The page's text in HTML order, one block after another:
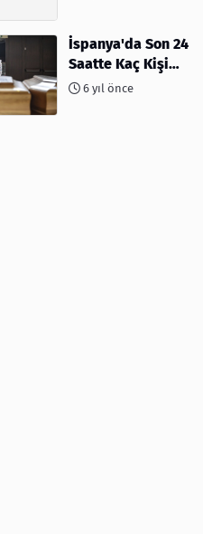
İspanya'da Son 24
Saatte Kaç Kişi
Öldü6 yıl önce